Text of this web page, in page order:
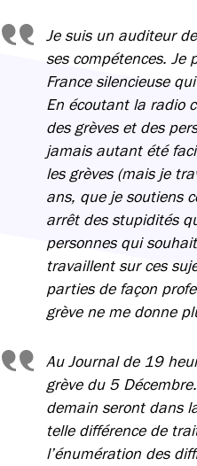
Je suis un auditeur
ses compétences. Je
France silencieuse
En écoutant la radio
des grèves et des
jamais autant été
les grèves (mais je
ans, que je soutiens
arrêt des stupidités
personnes qui
travaillent sur ces
parties de façon
grève ne me donne
Au Journal de 19
grève du 5
demain seront dans
telle différence de
l’énumération des